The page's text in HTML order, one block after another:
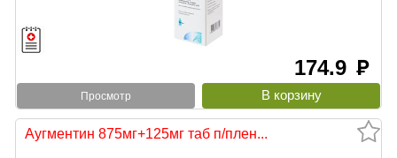
174.9 руб
Просмотр
Аугментин 875мг+125мг таб п/плен...